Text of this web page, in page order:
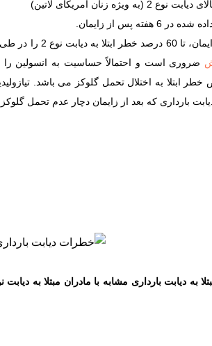
آمریکای لاتین)
پس از زایمان.
زنان لاتین با
ضروری است و احتمالاً حساسیت به انسولین را
ابتلا به اختلال تحمل گلوکز می باشد.